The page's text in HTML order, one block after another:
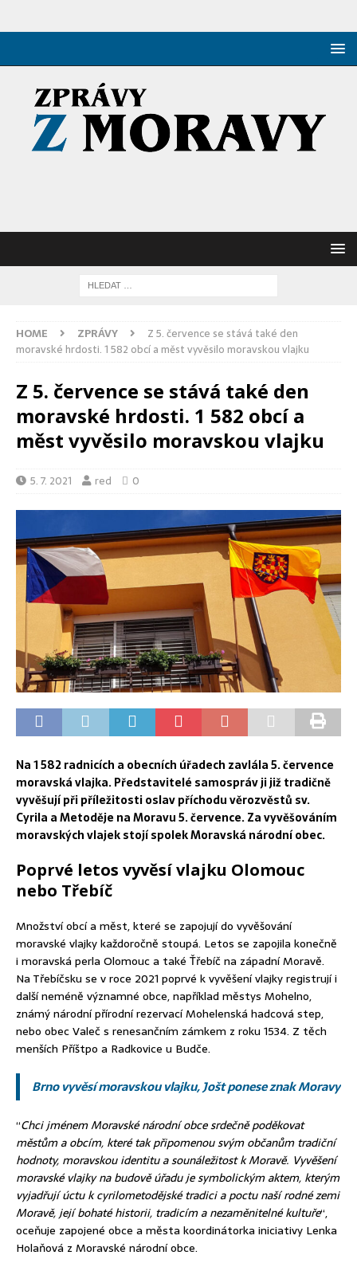
HOME ZPRÁVY
Z 5. července se stává také den
moravské hrdosti. 1 582 obcí a měst vyvěsilo moravskou vlajku
Z 5. července se stává také den
moravské hrdosti. 1 582 obcí a
měst vyvěsilo moravskou vlajku
5. 7. 2021 red 0
Na 1 582 radnicích a obecních úřadech zavlála 5. července
moravská vlajka. Představitelé samospráv ji již tradičně
vyvěšují při příležitosti oslav příchodu věrozvěstů sv.
Cyrila a Metoděje na Moravu 5. července. Za vyvěšováním
moravských vlajek stojí spolek Moravská národní obec.
Poprvé letos vyvěsí vlajku Olomouc
nebo Třebíč
Množství obcí a měst, které se zapojují do vyvěšování
moravské vlajky každoročně stoupá. Letos se zapojila konečně
i moravská perla Olomouc a také Ťřebíč na západní Moravě.
Na Třebíčsku se v roce 2021 poprvé k vyvěšení vlajky registrují i
další neméně významné obce, například městys Mohelno,
známý národní přírodní rezervací Mohelenská hadcová step,
nebo obec Valeč s renesančním zámkem z roku 1534. Z těch
menších Příštpo a Radkovice u Budče.
Brno vyvěsí moravskou vlajku, Jošt ponese znak Moravy
“Chci jménem Moravské národní obce srdečně poděkovat
městům a obcím, které tak připomenou svým občanům tradiční
hodnoty, moravskou identitu a sounáležitost k Moravě. Vyvěšení
moravské vlajky na budově úřadu je symbolickým aktem, kterým
vyjadřují úctu k cyrilometodějské tradici a poctu naší rodné zemi
Moravě, její bohaté historii, tradicím a nezaměnitelné kultuře“,
oceňuje zapojené obce a města koordinátorka iniciativy Lenka
Holaňová z Moravské národní obce.